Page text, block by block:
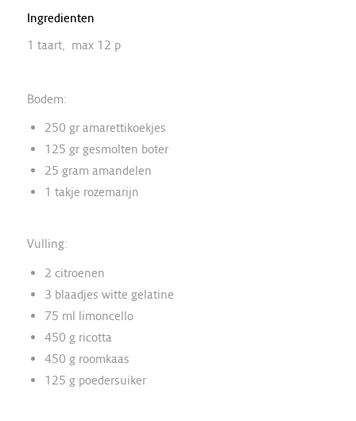
Ingredienten
1 taart, max 12 p
Bodem:
250 gr amarettikoekjes
125 gr gesmolten boter
25 gram amandelen
1 takje rozemarijn
Vulling:
2 citroenen
3 blaadjes witte gelatine
75 ml limoncello
450 g ricotta
450 g roomkaas
125 g poedersuiker